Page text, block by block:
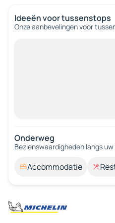
Ideeën voor tussenstops
Onze aanbevelingen voor
Onderweg
Bezienswaardigheden langs
Accommodatie